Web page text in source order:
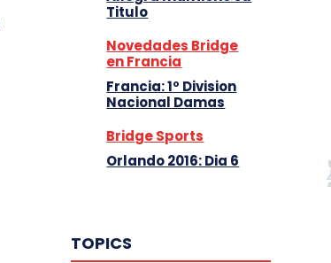
Titulo
Novedades Bridge
en Francia
Francia: 1º Division
Nacional Damas
Bridge Sports
Orlando 2016: Dia 6
TOPICS